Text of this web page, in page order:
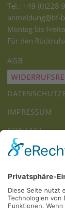
Tel.: +49 (0)228
anmeldung@bf-
Montag bis
Für den
AGB
IMPRESSUM
KONTAKT
JOBS
+
−